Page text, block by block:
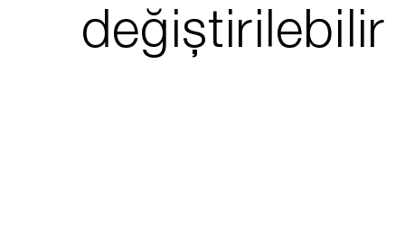
değiştirilebilir